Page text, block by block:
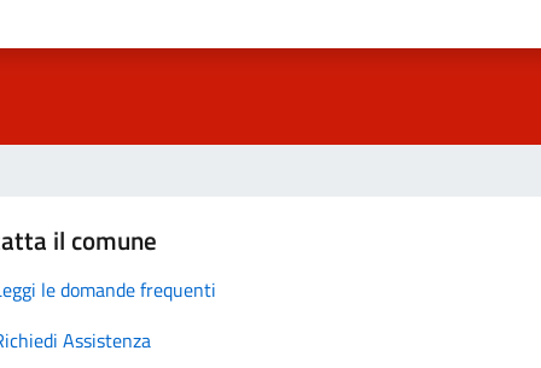
il comune
le domande frequenti
Assistenza